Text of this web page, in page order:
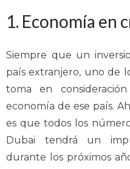
1. Economía en
Siempre que un
país extranjero, uno de
toma en
economía de ese país.
es que todos los
Dubai tendrá un
durante los próximos